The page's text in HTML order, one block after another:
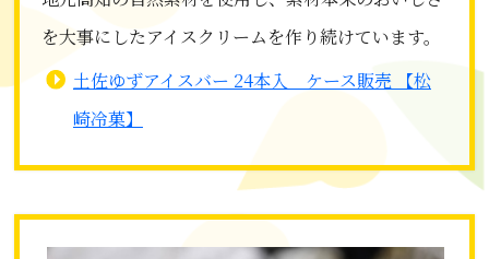
を大事にしたアイスクリームを作り続けています。
土佐ゆずアイスバー 24本入 ケース販売 【松
崎冷菓】